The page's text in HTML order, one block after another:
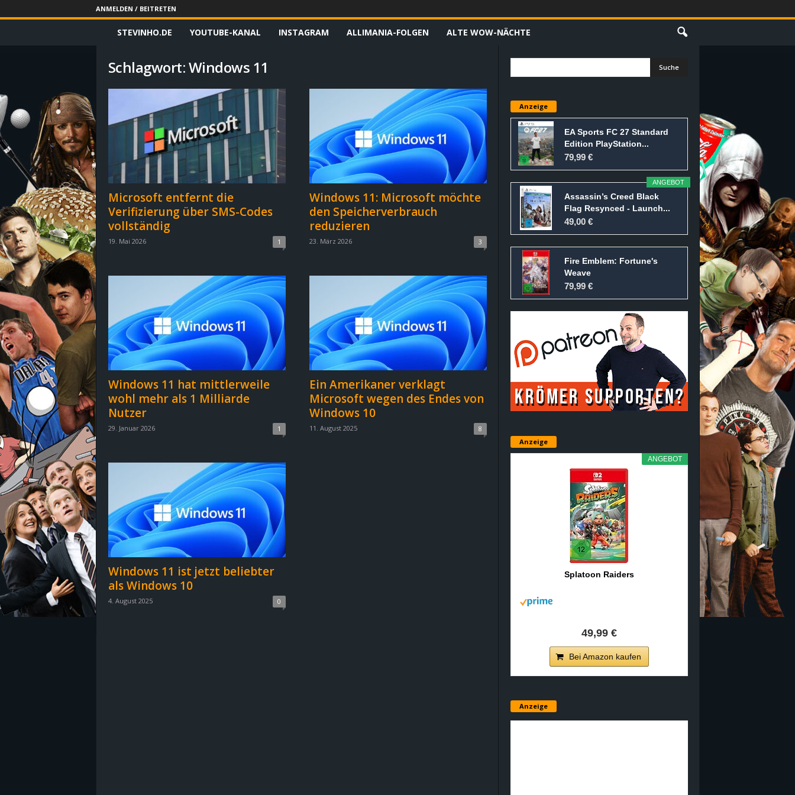
ANMELDEN / BEITRETEN
o
.
E
i
n
e
z
e
i
STEVINHO.DE YOUTUBE-KANAL INSTAGRAM ALLIMANIA-FOLGEN ALTE WOW-NÄCHTE
Schlagwort: Windows 11
Microsoft entfernt die
Verifizierung über SMS-Codes
vollständig
19. Mai 2026 1
Windows 11: Microsoft möchte
den Speicherverbrauch
reduzieren
23. März 2026 3
Windows 11 hat mittlerweile
wohl mehr als 1 Milliarde
Nutzer
29. Januar 2026 1
Ein Amerikaner verklagt
Microsoft wegen des Endes von
Windows 10
11. August 2025 8
Windows 11 ist jetzt beliebter
als Windows 10
4. August 2025 0
Anzeige
EA Sports FC 27 Standard
Edition PlayStation...
79,99 €
ANGEBOT
Assassin’s Creed Black
Flag Resynced - Launch...
49,00 €
Fire Emblem: Fortune's
Weave
79,99 €
Anzeige
ANGEBOT
Splatoon Raiders
49,99 €
Bei Amazon kaufen
Anzeige